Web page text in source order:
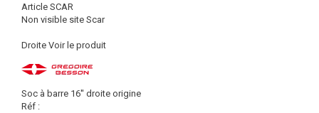
Article SCAR
Non visible site Scar
Droite Voir le produit
Soc à barre 16'' droite origine
Réf :